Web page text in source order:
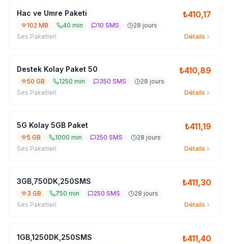
Hac ve Umre Paketi ₺410,17
102 MB 40 min 10 SMS
28 jours
Ses Paketleri
Détails
Destek Kolay Paket 50 ₺410,89
50 GB 1250 min 350 SMS
28 jours
Ses Paketleri
Détails
5G Kolay 5GB Paket ₺411,19
5 GB 1000 min 250 SMS
28 jours
Ses Paketleri
Détails
3GB,750DK,250SMS ₺411,30
3 GB 750 min 250 SMS
28 jours
Ses Paketleri
Détails
1GB,1250DK,250SMS ₺411,40